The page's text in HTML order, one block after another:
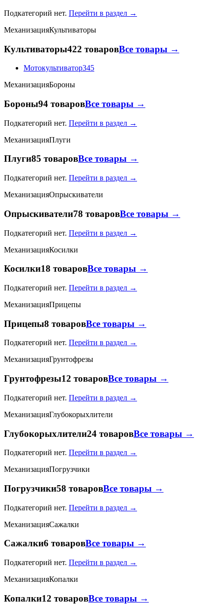
Подкатегорий нет. Перейти в раздел →
МеханизацияКультиваторы
Культиваторы422 товаровВсе товары →
Мотокультиватор345
МеханизацияБороны
Бороны94 товаровВсе товары →
Подкатегорий нет. Перейти в раздел →
МеханизацияПлуги
Плуги85 товаровВсе товары →
Подкатегорий нет. Перейти в раздел →
МеханизацияОпрыскиватели
Опрыскиватели78 товаровВсе товары →
Подкатегорий нет. Перейти в раздел →
МеханизацияКосилки
Косилки18 товаровВсе товары →
Подкатегорий нет. Перейти в раздел →
МеханизацияПрицепы
Прицепы8 товаровВсе товары →
Подкатегорий нет. Перейти в раздел →
МеханизацияГрунтофрезы
Грунтофрезы12 товаровВсе товары →
Подкатегорий нет. Перейти в раздел →
МеханизацияГлубокорыхлители
Глубокорыхлители24 товаровВсе товары →
Подкатегорий нет. Перейти в раздел →
МеханизацияПогрузчики
Погрузчики58 товаровВсе товары →
Подкатегорий нет. Перейти в раздел →
МеханизацияСажалки
Сажалки6 товаровВсе товары →
Подкатегорий нет. Перейти в раздел →
МеханизацияКопалки
Копалки12 товаровВсе товары →